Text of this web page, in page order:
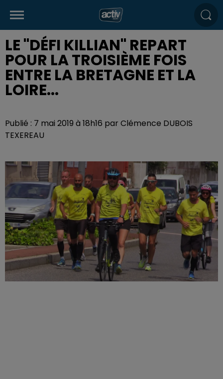
LE "DÉFI KILLIAN" REPART
POUR LA TROISIÈME FOIS
ENTRE LA BRETAGNE ET LA
LOIRE...
Publié : 7 mai 2019 à 18h16 par Clémence DUBOIS
TEXEREAU